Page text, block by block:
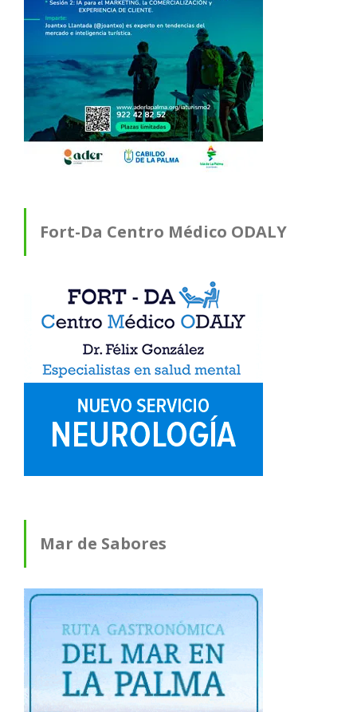
Fort-Da Centro Médico ODALY
Mar de Sabores